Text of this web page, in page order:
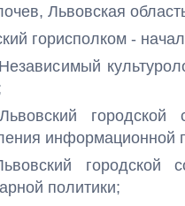
Львовская
горисполком -
городской
городской
политики;